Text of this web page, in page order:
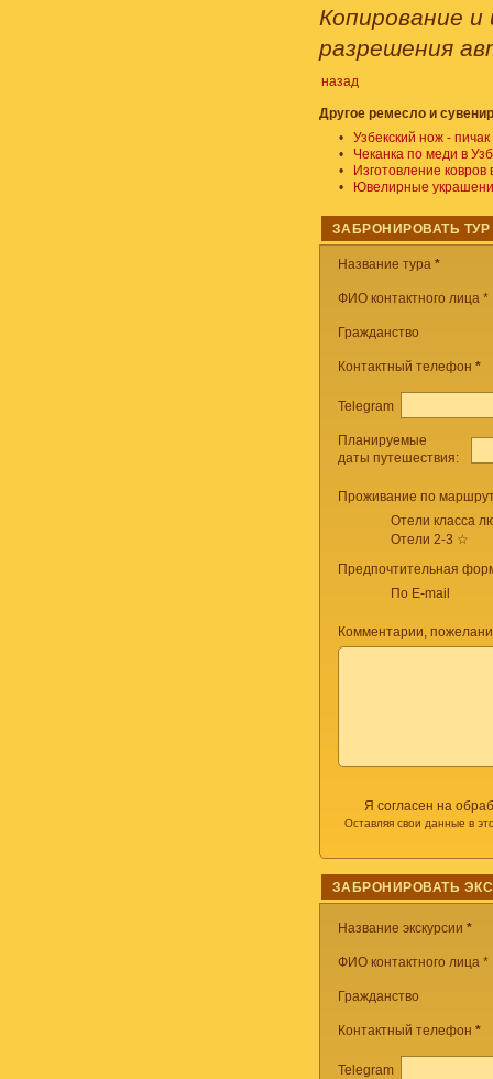
Копирование
разрешения
назад
Другое ремесло и
•
Узбекский нож - пичак
•
Чеканка по меди в
•
Изготовление ковров
•
Ювелирные
ЗАБРОНИРОВАТЬ ТУР
Название тура *
ФИО контактного лица *
Гражданство
Контактный телефон *
Telegram
Планируемые
даты путешествия:
Проживание по
Отели класса
Отели 2-3 ☆
Предпочтительная
По E-mail
Комментарии,
Я согласен на
Оставляя свои данные в
ЗАБРОНИРОВАТЬ
Название экскурсии *
ФИО контактного лица *
Гражданство
Контактный телефон *
Telegram